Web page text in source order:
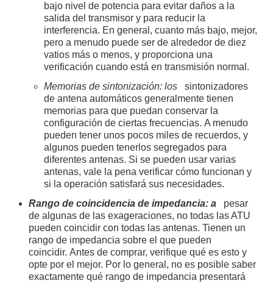
bajo nivel de potencia para evitar daños a la
salida del transmisor y para reducir la
interferencia. En general, cuanto más bajo, mejor,
pero a menudo puede ser de alrededor de diez
vatios más o menos, y proporciona una
verificación cuando está en transmisión normal.
Memorias de sintonización: los sintonizadores
de antena automáticos generalmente tienen
memorias para que puedan conservar la
configuración de ciertas frecuencias. A menudo
pueden tener unos pocos miles de recuerdos, y
algunos pueden tenerlos segregados para
diferentes antenas. Si se pueden usar varias
antenas, vale la pena verificar cómo funcionan y
si la operación satisfará sus necesidades.
Rango de coincidencia de impedancia: a pesar
de algunas de las exageraciones, no todas las ATU
pueden coincidir con todas las antenas. Tienen un
rango de impedancia sobre el que pueden
coincidir. Antes de comprar, verifique qué es esto y
opte por el mejor. Por lo general, no es posible saber
exactamente qué rango de impedancia presentará